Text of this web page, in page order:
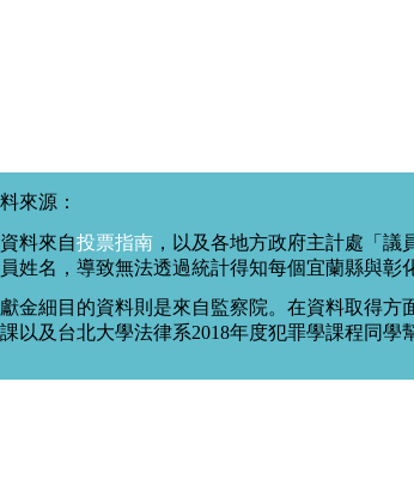
來源：
料來自投票指南 ，以及各地方政府主計處「
姓名，導致無法透過統計得知每個宜蘭縣與彰
金細目的資料則是來自監察院。在資料取得
以及台北大學法律系2018年度犯罪學課程同學